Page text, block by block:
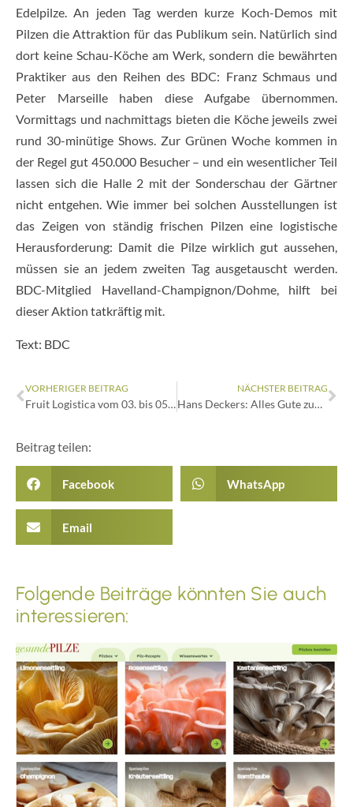
Edelpilze. An jeden Tag werden kurze Koch-Demos mit
Pilzen die Attraktion für das Publikum sein. Natürlich sind
dort keine Schau-Köche am Werk, sondern die bewährten
Praktiker aus den Reihen des BDC: Franz Schmaus und
Peter Marseille haben diese Aufgabe übernommen.
Vormittags und nachmittags bieten die Köche jeweils zwei
rund 30-minütige Shows. Zur Grünen Woche kommen in
der Regel gut 450.000 Besucher – und ein wesentlicher Teil
lassen sich die Halle 2 mit der Sonderschau der Gärtner
nicht entgehen. Wie immer bei solchen Ausstellungen ist
das Zeigen von ständig frischen Pilzen eine logistische
Herausforderung: Damit die Pilze wirklich gut aussehen,
müssen sie an jedem zweiten Tag ausgetauscht werden.
BDC-Mitglied Havelland-Champignon/Dohme, hilft bei
dieser Aktion tatkräftig mit.
Text: BDC
VORHERIGER BEITRAG
Fruit Logistica vom 03. bis 05. Februar 2016
NÄCHSTER BEITRAG
Hans Deckers: Alles Gute zum 60. Geburtstag
Beitrag teilen:
Facebook WhatsApp
Email
Folgende Beiträge könnten Sie auch
interessieren: